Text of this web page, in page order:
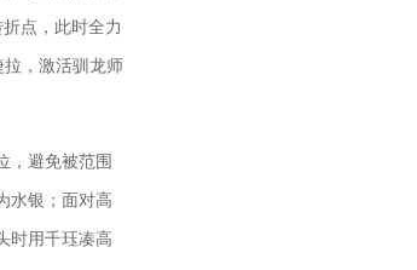
点，此时全力
，激活驯龙师
，避免被范围
水银；面对高
时用千珏凑高